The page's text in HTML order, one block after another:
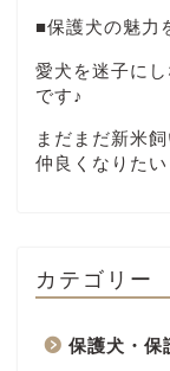
■保護犬の魅力
愛犬を迷子に
です♪
まだまだ新米
仲良くなりたい
カテゴリー
保護犬・保